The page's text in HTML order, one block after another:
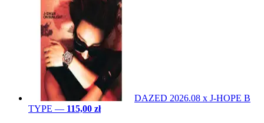
DAZED 2026.08 x J-HOPE B
TYPE — 115,00 zł